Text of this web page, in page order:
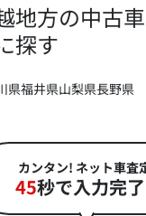
地方の中古
探す
県福井県山梨県長野県
カンタン! ネット車査
45秒で入力完